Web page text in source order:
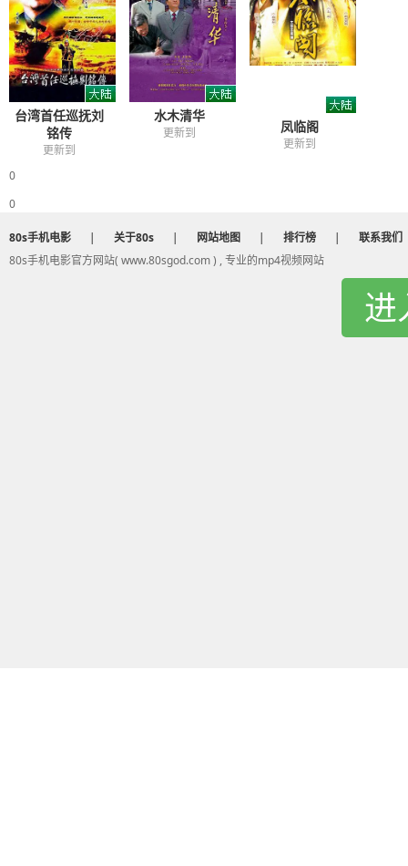
台湾首任巡抚刘
铭传
更新到
水木清华
更新到 凤临阁
更新到
0
0
80s手机电影 | 关于80s | 网站地图 | 排行榜 |
联系我们
80s手机电影官方网站( www.80sgod.com ) , 专业的mp4视频网站
进